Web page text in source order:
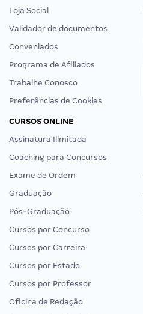
Loja Social
Validador de documentos
Conveniados
Programa de Afiliados
Trabalhe Conosco
Preferências de Cookies
CURSOS ONLINE
Assinatura Ilimitada
Coaching para Concursos
Exame de Ordem
Graduação
Pós-Graduação
Cursos por Concurso
Cursos por Carreira
Cursos por Estado
Cursos por Professor
Oficina de Redação